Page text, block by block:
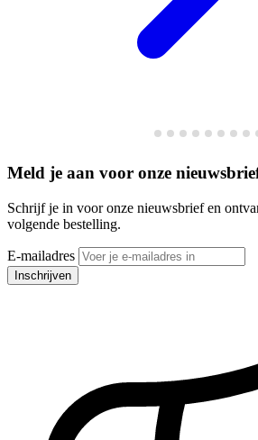
Meld je aan voor onze
Schrijf je in voor onze nieuwsbrief en
volgende bestelling.
E-mailadres
Inschrijven